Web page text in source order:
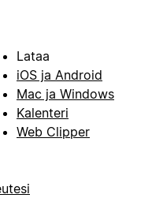
Lataa
iOS ja Android
Mac ja Windows
Kalenteri
Web Clipper